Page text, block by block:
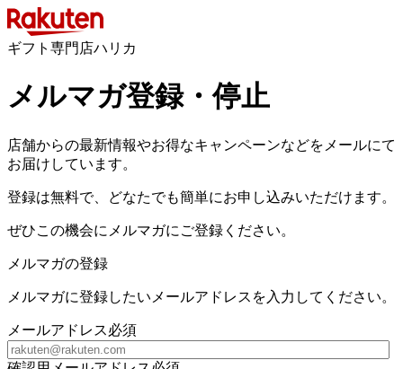
ギフト専門店ハリカ
メルマガ登録・停止
店舗からの最新情報やお得なキャンペーンなどをメールにて
お届けしています。
登録は無料で、どなたでも簡単にお申し込みいただけます。
ぜひこの機会にメルマガにご登録ください。
メルマガの登録
メルマガに登録したいメールアドレスを入力してください。
メールアドレス必須